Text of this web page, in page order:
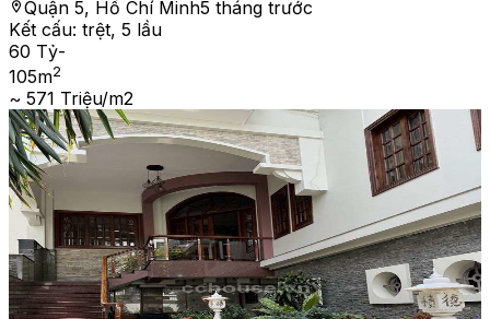
Quận 5, Hồ Chí Minh5 tháng trước
Kết cấu: trệt, 5 lầu
60 Tỷ-
105m2
~ 571 Triệu/m2